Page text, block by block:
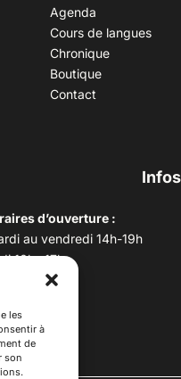
les
à
de
son
Agenda
Cours de langues
Chronique
Boutique
Contact
d’ouverture :
au vendredi 14h-19h
10h –17h
lundi